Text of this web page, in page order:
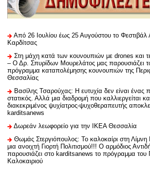
Από 26 Ιουλίου έως 25 Αυγούστου το Φεστιβάλ
Καρδίτσας
Στη μάχη κατά των κουνουπιών με drones και
– Ο Δρ. Σπυρίδων Μουρελάτος μας παρουσιάζει
πρόγραμμα καταπολέμησης κουνουπιών της
Θεσσαλίας
Βασίλης Τσαρούχας: Η ευτυχία δεν είναι ένας
στατικός. Αλλά μια διαδρομή που καλλιεργείται
διακεκριμένος ψυχίατρος-ψυχοθεραπευτής
karditsanews
Δωρεάν λεωφορείο για την ΙΚΕΑ Θεσσαλία
Θωμάς Στεργιόπουλος: Το καλοκαίρι στη Λίμνη
μια ανοιχτή Γιορτή Πολιτισμού!!! Ο αρμόδιος
παρουσιάζει στο karditsanews το πρόγραμμα του
Καλοκαιριού